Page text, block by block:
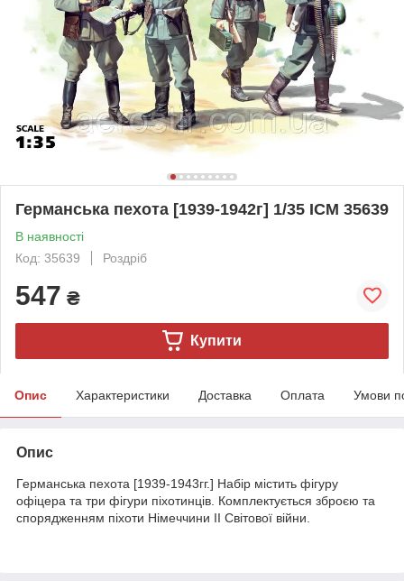
Германська пехота [1939-1942г] 1/35 ICM 35639
В наявності
Код: 35639
Роздріб
547 ₴
Купити
Опис Характеристики Доставка Оплата Умови
Опис
Германська пехота [1939-1943гг.] Набір містить фігуру
офіцера та три фігури піхотинців. Комплектується зброєю та
спорядженням піхоти Німеччини II Світової війни.